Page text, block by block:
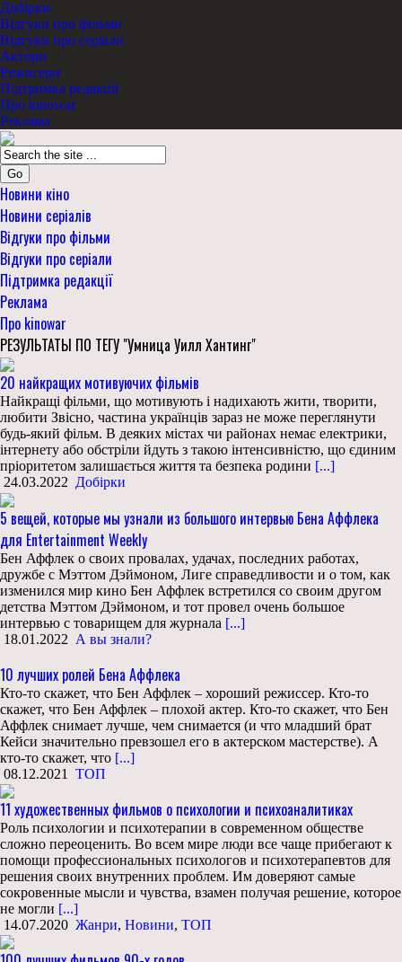
Добірки
Відгуки про фільми
Відгуки про серіали
Актори
Режисери
Підтримка редакції
Про kinowar
Реклама
Go
Новини кіно
Новини серіалів
Відгуки про фільми
Відгуки про серіали
Підтримка редакції
Реклама
Про kinowar
РЕЗУЛЬТАТЫ ПО ТЕГУ "Умница Уилл Хантинг"
20 найкращих мотивуючих фільмів
Найкращі фільми, що мотивують і надихають жити, творити,
любити Звісно, частина українців зараз не може переглянути
будь-який фільм. В деяких містах чи районах немає електрики,
інтернету або обстріли йдуть з такою інтенсивністю, що єдиним
пріоритетом залишається життя та безпека родини [...]
24.03.2022 Добірки
5 вещей, которые мы узнали из большого интервью Бена Аффлека
для Entertainment Weekly
Бен Аффлек о своих провалах, удачах, последних работах,
дружбе с Мэттом Дэймоном, Лиге справедливости и о том, как
изменился мир кино Бен Аффлек встретился со своим другом
детства Мэттом Дэймоном, и тот провел очень большое
интервью с товарищем для журнала [...]
18.01.2022 А вы знали?
10 лучших ролей Бена Аффлека
Кто-то скажет, что Бен Аффлек – хороший режиссер. Кто-то
скажет, что Бен Аффлек – плохой актер. Кто-то скажет, что Бен
Аффлек снимает лучше, чем снимается (и что младший брат
Кейси значительно превзошел его в актерском мастерстве). А
кто-то скажет, что [...]
08.12.2021
ТОП
11 художественных фильмов о психологии и психоаналитиках
Роль психологии и психотерапии в современном обществе
сложно переоценить. Во всем мире люди все чаще прибегают к
помощи профессиональных психологов и психотерапевтов для
решения своих внутренних проблем. Им доверяют самые
сокровенные мысли и чувства, взамен получая решение, которое
не могли [...]
14.07.2020 Жанри, Новини, ТОП